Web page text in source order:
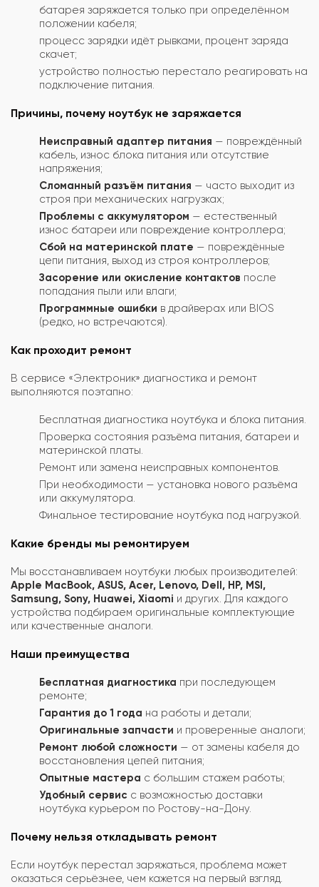
батарея заряжается только при определённом
положении кабеля;
процесс зарядки идёт рывками, процент заряда
скачет;
устройство полностью перестало реагировать на
подключение питания.
Причины, почему ноутбук не заряжается
Неисправный адаптер питания — повреждённый
кабель, износ блока питания или отсутствие
напряжения;
Сломанный разъём питания — часто выходит из
строя при механических нагрузках;
Проблемы с аккумулятором — естественный
износ батареи или повреждение контроллера;
Сбой на материнской плате — повреждённые
цепи питания, выход из строя контроллеров;
Засорение или окисление контактов после
попадания пыли или влаги;
Программные ошибки в драйверах или BIOS
(редко, но встречаются).
Как проходит ремонт
В сервисе «Электроник» диагностика и ремонт
выполняются поэтапно:
Бесплатная диагностика ноутбука и блока питания.
Проверка состояния разъёма питания, батареи и
материнской платы.
Ремонт или замена неисправных компонентов.
При необходимости — установка нового разъёма
или аккумулятора.
Финальное тестирование ноутбука под нагрузкой.
Какие бренды мы ремонтируем
Мы восстанавливаем ноутбуки любых производителей:
Apple MacBook, ASUS, Acer, Lenovo, Dell, HP, MSI,
Samsung, Sony, Huawei, Xiaomi и других. Для каждого
устройства подбираем оригинальные комплектующие
или качественные аналоги.
Наши преимущества
Бесплатная диагностика при последующем
ремонте;
Гарантия до 1 года на работы и детали;
Оригинальные запчасти и проверенные аналоги;
Ремонт любой сложности — от замены кабеля до
восстановления цепей питания;
Опытные мастера с большим стажем работы;
Удобный сервис с возможностью доставки
ноутбука курьером по Ростову-на-Дону.
Почему нельзя откладывать ремонт
Если ноутбук перестал заряжаться, проблема может
оказаться серьёзнее, чем кажется на первый взгляд.